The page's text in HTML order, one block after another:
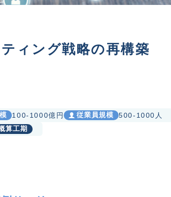
ィング戦略の再構築
100-1000億円 従業員規模 500-1000人
算工期